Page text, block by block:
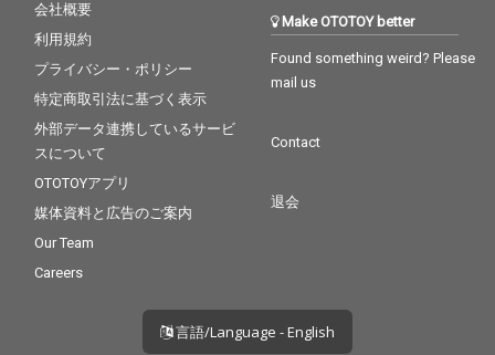
会社概要
利用規約
プライバシー・ポリシー
特定商取引法に基づく表示
外部データ連携しているサービ
スについて
OTOTOYアプリ
媒体資料と広告のご案内
Our Team
Careers
Make OTOTOY better
Found something weird? Please
mail us
Contact
退会
言語/Language - English